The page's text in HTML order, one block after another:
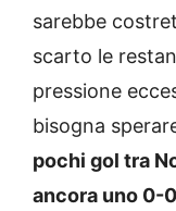
sarebbe
scarto le
pressione
bisogna
pochi gol tra
ancora uno 0-0